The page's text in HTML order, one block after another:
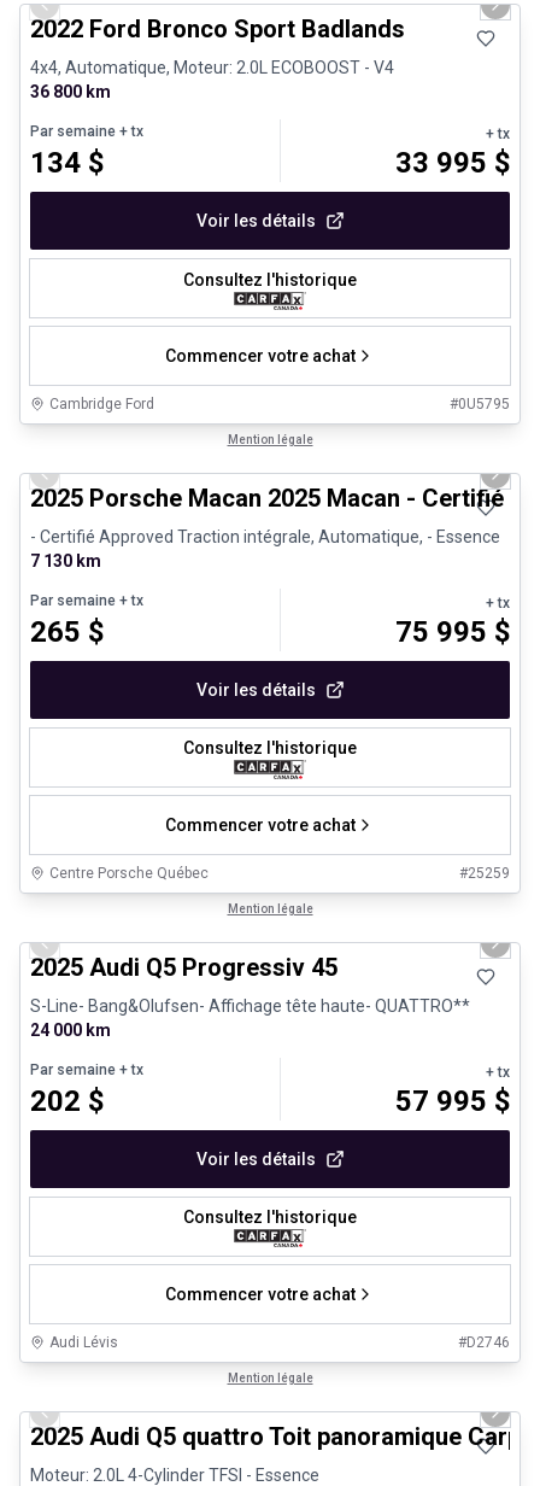
Previous slide Next
2022 Ford Bronco Sport Badlands
4x4, Automatique, Moteur: 2.0L ECOBOOST - V4
36 800 km
Par semaine + tx
134 $
+ tx
33 995 $
Voir les détails
Consultez l'historique
Commencer votre achat
Cambridge Ford #0U5795
Mention légale
Véhicules d'occasion certifiés
Previous slide Next
2025 Porsche Macan 2025 Macan - Certifié
- Certifié Approved Traction intégrale, Automatique, - Essence
7 130 km
Par semaine + tx
265 $
+ tx
75 995 $
Voir les détails
Consultez l'historique
Commencer votre achat
Centre Porsche Québec #25259
Mention légale
Véhicules d'occasion certifiés
Previous slide Next
2025 Audi Q5 Progressiv 45
S-Line- Bang&Olufsen- Affichage tête haute- QUATTRO**
24 000 km
Par semaine + tx
202 $
+ tx
57 995 $
Voir les détails
Consultez l'historique
Commencer votre achat
Audi Lévis #D2746
Mention légale
Véhicules d'occasion certifiés
Previous slide Next
2025 Audi Q5 quattro Toit panoramique
Moteur: 2.0L 4-Cylinder TFSI - Essence